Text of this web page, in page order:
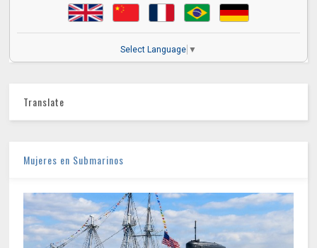
Select Language ▼
Translate
Mujeres en Submarinos